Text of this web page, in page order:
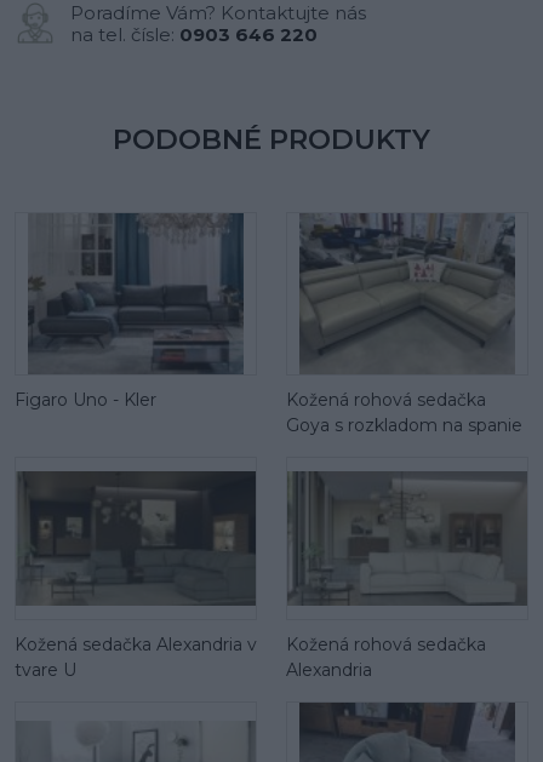
Poradíme Vám? Kontaktujte nás
na tel. čísle: 0903 646 220
PODOBNÉ PRODUKTY
Figaro Uno - Kler
Kožená rohová sedačka
Goya s rozkladom na spanie
Kožená sedačka Alexandria v
tvare U
Kožená rohová sedačka
Alexandria